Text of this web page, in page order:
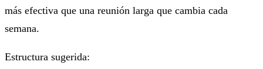
más efectiva que una reunión larga que cambia cada
semana.
Estructura sugerida: